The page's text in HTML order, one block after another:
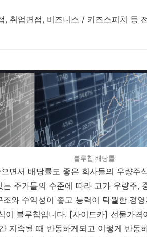
, 취업면접, 비즈니스 / 키즈스피치 등
블루칩 배당률
면서 배당률도 좋은 회사들의 우량주
주가들의 수준에 따라 고가 우량주,
와 수익성이 좋고 능력이 탁월한 경
이 블루칩입니다. [사이드카] 선물가격
지속될 때 반동하게되고 이렇게 반동